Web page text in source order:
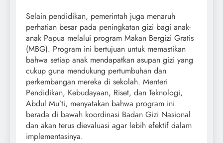
Selain pendidikan, pemerintah juga menaruh
perhatian besar pada peningkatan gizi bagi anak-
anak Papua melalui program Makan Bergizi Gratis
(MBG). Program ini bertujuan untuk memastikan
bahwa setiap anak mendapatkan asupan gizi yang
cukup guna mendukung pertumbuhan dan
perkembangan mereka di sekolah. Menteri
Pendidikan, Kebudayaan, Riset, dan Teknologi,
Abdul Mu’ti, menyatakan bahwa program ini
berada di bawah koordinasi Badan Gizi Nasional
dan akan terus dievaluasi agar lebih efektif dalam
implementasinya.